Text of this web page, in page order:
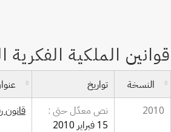
النسخة تواريخ
2010
نص معدّل حتى :
15 فبراير 2010
قانون رقم (21) لسنة 1970 المتعلق بالعلامات والبيانات التجارية (بما